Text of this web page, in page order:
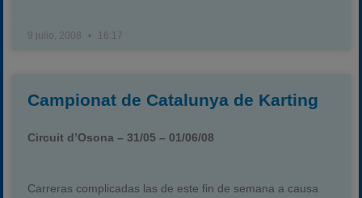
9 julio, 2008 16:17
Campionat de Catalunya de Karting
Circuit d’Osona – 31/05 – 01/06/08
Carreras complicadas las de este fin de semana a causa